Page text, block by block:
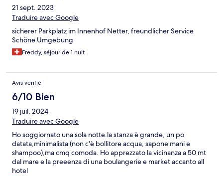
21 sept. 2023
Traduire avec Google
sicherer Parkplatz im Innenhof Netter, freundlicher Service
Schöne Umgebung
Freddy, séjour de 1 nuit
Avis vérifié
6/10 Bien
19 juil. 2024
Traduire avec Google
Ho soggiornato una sola notte.la stanza è grande, un po
datata,minimalista (non c'è bollitore acqua, sapone mani e
shampoo),ma cmq comoda. Ho apprezzato la vicinanza a 50 mt
dal mare e la preeenza di una boulangerie e market accanto all
hotel